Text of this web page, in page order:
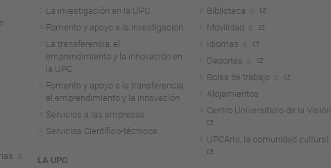
La investigación en la UPC
Fomento y apoyo a la investigación
La transferencia, el
emprendimiento y la innovación en
la UPC
Fomento y apoyo a la transferencia,
el emprendimiento y la innovación
Servicios a las empresas
Servicios Científico-técnicos
LA UPC
Biblioteca
Movilidad
Idiomas
Deportes
Bolsa de trabajo
Alojamientos
Centro Universitario de la Visión
UPCArts, la comunidad cultural